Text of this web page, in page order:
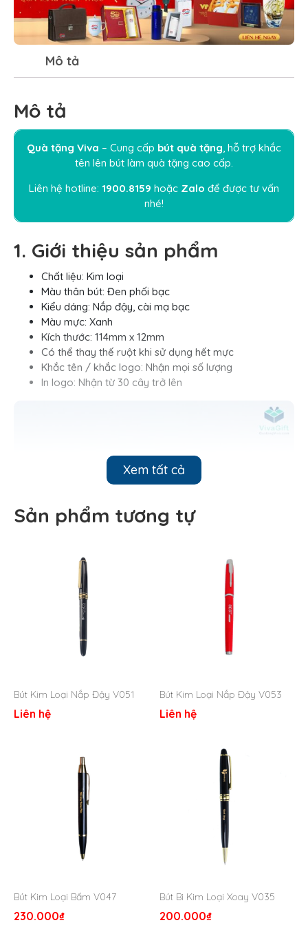
Mô tả
Mô tả
Quà tặng Viva – Cung cấp bút quà tặng, hỗ trợ khắc
tên lên bút làm quà tặng cao cấp.
Liên hệ hotline: 1900.8159 hoặc Zalo để được tư vấn
nhé!
1. Giới thiệu sản phẩm
Chất liệu: Kim loại
Màu thân bút: Đen phối bạc
Kiểu dáng: Nắp đậy, cài mạ bạc
Màu mực: Xanh
Kích thước: 114mm x 12mm
Có thể thay thế ruột khi sử dụng hết mực
Khắc tên / khắc logo: Nhận mọi số lượng
In logo: Nhận từ 30 cây trở lên
Bút bi kim loại nắp đậy đen V049
Xem tất cả
Sản phẩm tương tự
Bút Kim Loại Nắp Đậy V051
Liên hệ
Bút Kim Loại Nắp Đậy V053
Liên hệ
Bút Kim Loại Bấm V047
230.000₫
Bút Bi Kim Loại Xoay V035
200.000₫